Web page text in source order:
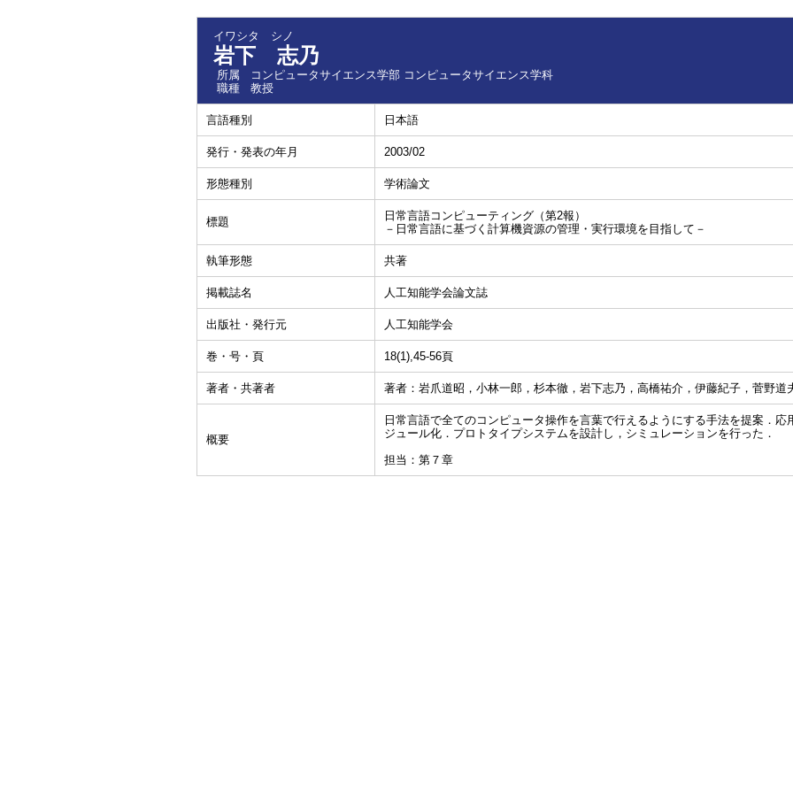
イワシタ シノ
岩下 志乃
所属
コンピュータサイエンス学部 コンピュータサイエンス学科
職種
教授
言語種別 日本語
発行・発表の年月 2003/02
形態種別 学術論文
標題
日常言語コンピューティング（第2報）
－日常言語に基づく計算機資源の管理・実行環境を目指して－
執筆形態 共著
掲載誌名 人工知能学会論文誌
出版社・発行元 人工知能学会
巻・号・頁 18(1),45-56頁
著者・共著者 著者：岩爪道昭，小林一郎，杉本徹，岩下志乃，高橋祐介，伊藤紀子，菅野道
概要
日常言語で全てのコンピュータ操作を言葉で行えるようにする手法を提案．
ジュール化．プロトタイプシステムを設計し，シミュレーションを行った．
担当：第７章